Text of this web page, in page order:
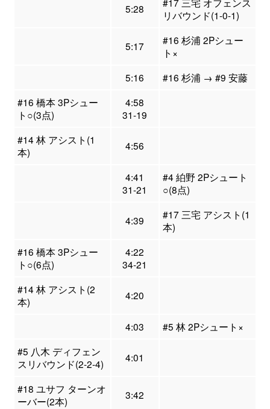
5:28
リバウンド(1-0-1)
5:17
#16 杉浦 2Pシュー
ト×
5:16
#16 杉浦 → #9 安藤
#16 橋本 3Pシュー
ト○(3点)
4:58
31-19
#14 林 アシスト(1
本)
4:56
4:41
31-21
#4 絈野 2Pシュート
○(8点)
4:39
#17 三宅 アシスト(1
本)
#16 橋本 3Pシュー
ト○(6点)
4:22
34-21
#14 林 アシスト(2
本)
4:20
4:03
#5 林 2Pシュート×
#5 八木 ディフェン
スリバウンド(2-2-4)
4:01
#18 ユサフ ターンオ
ーバー(2本)
3:42